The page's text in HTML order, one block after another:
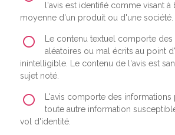
l'avis est identifié comme visant à
moyenne d'un produit ou d'une société.
Le contenu textuel comporte des
aléatoires ou mal écrits au point
inintelligible. Le contenu de l'avis est
sujet noté.
L'avis comporte des
toute autre information
vol d'identité.